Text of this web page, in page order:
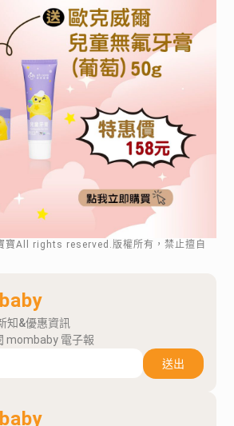
寶All rights reserved.版權所有，禁止擅自
知&優惠資訊
mombaby 電子報
送出